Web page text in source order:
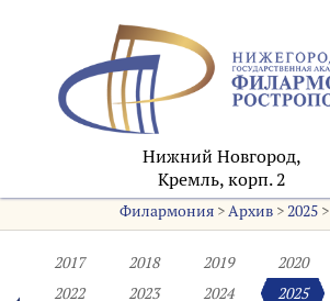
Нижний Новгород,
Кремль, корп. 2
Филармония>Архив>2025>
2017 2018 2019 2020
2022
2023 2024 2025